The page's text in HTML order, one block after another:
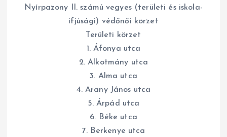
Nyírpazony II. számú vegyes (területi és iskola-
ifjúsági) védőnői körzet
Területi körzet
1. Áfonya utca
2. Alkotmány utca
3. Alma utca
4. Arany János utca
5. Árpád utca
6. Béke utca
7. Berkenye utca